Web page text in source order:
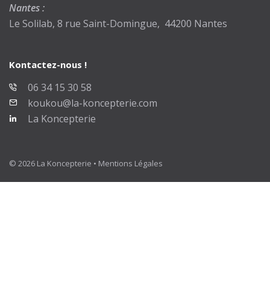
Nantes :
Le Solilab, 8 rue Saint-Domingue, 44200 Nantes
Kontactez-nous !
06 34 15 30 58
koukou@la-koncepterie.com
La Koncepterie
© 2026 La Koncepterie • Mentions Légales